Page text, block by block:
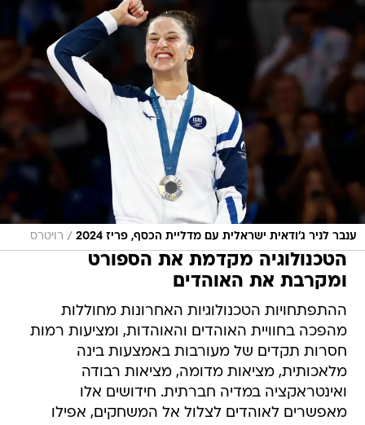
ענבר לניר ג'ודאית ישראלית עם מדליית הכסף, פריז 2024 / רויטרס
הטכנולוגיה מקדמת את הספורט
ומקרבת את האוהדים
ההתפתחויות הטכנולוגיות האחרונות מחוללות
מהפכה בחוויית האוהדים והאוהדות, ומציעות רמות
חסרות תקדים של מעורבות באמצעות בינה
מלאכותית, מציאות מדומה, מציאות רבודה
ואינטראקציה במדיה חברתית. חידושים אלו
מאפשרים לאוהדים לצלול אל המשחקים, אפילו